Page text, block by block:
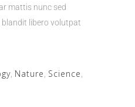
mattis nunc sed
blandit libero volutpat
, Nature, Science,